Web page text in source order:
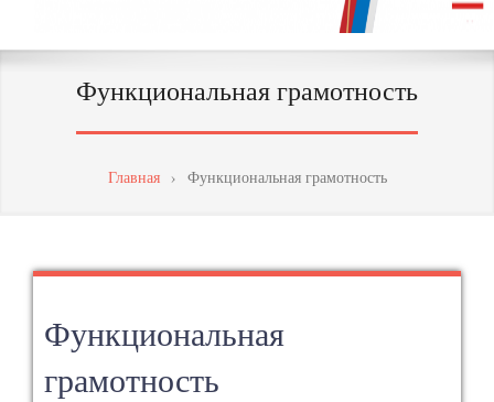
ЦЕНТР НЕПРЕРЫВНОГО
ПОВЫШЕНИЯ
ПРОФЕССИОНАЛЬНОГО
МАСТЕРСТВА
РАБОТНИКОВ
ЦНППМ
Функциональная грамотность
Главная› Функциональная грамотность
Функциональная
грамотность